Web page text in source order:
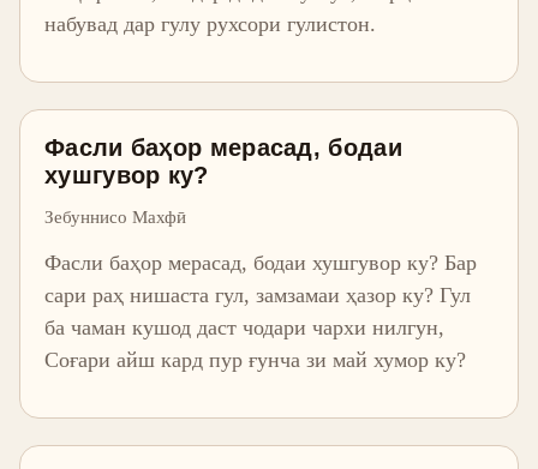
набувад дар гулу рухсори гулистон.
Фасли баҳор мерасад, бодаи
хушгувор ку?
Зебуннисо Махфӣ
Фасли баҳор мерасад, бодаи хушгувор ку? Бар
сари раҳ нишаста гул, замзамаи ҳазор ку? Гул
ба чаман кушод даст чодари чархи нилгун,
Соғари айш кард пур ғунча зи май хумор ку?